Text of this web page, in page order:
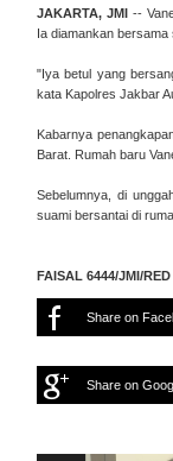
JAKARTA, JMI
--
Ia diamankan bersama
"Iya betul yang
kata Kapolres Jakbar
Kabarnya
Barat. Rumah baru
Sebelumnya, di
suami bersantai di
FAISAL 6444/JMI/RED
Share on
Share on